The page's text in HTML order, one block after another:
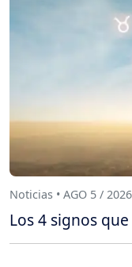
Noticias • AGO 5 / 2026
Los 4 signos